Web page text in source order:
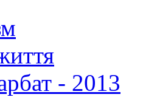
- 2013